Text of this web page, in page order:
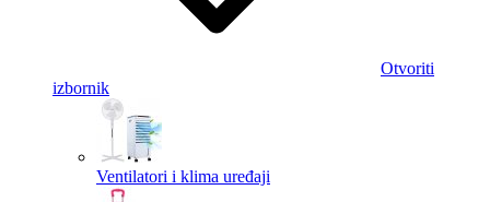
Otvoriti
izbornik
Ventilatori i klima uređaji